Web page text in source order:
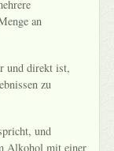
an
und direkt ist,
zu
und
Alkohol mit einer